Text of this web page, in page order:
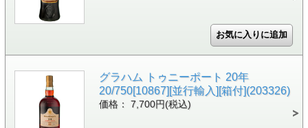
グラハム トゥニーポート 20年
20/750[10867][並行輸入][箱付](203326)
価格： 7,700円(税込)